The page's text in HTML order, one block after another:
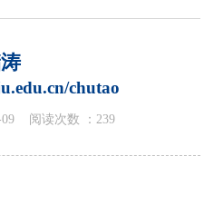
chutao
阅读次数 ： 239